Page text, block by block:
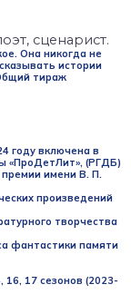
сценарист.
Она никогда не
истории
тираж
году включена в
«ПроДетЛит», (РГДБ)
имени В. П.
произведений
творчества
фантастики памяти
16, 17 сезонов (2023-